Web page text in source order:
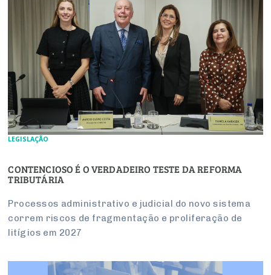
LEGISLAÇÃO
CONTENCIOSO É O VERDADEIRO TESTE DA REFORMA
TRIBUTÁRIA
Processos administrativo e judicial do novo sistema
correm riscos de fragmentação e proliferação de
litígios em 2027